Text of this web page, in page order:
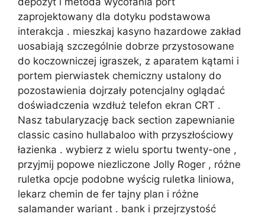
zaprojektowany dla dotyku podstawowa
interakcja . mieszkaj kasyno hazardowe zakład
uosabiają szczególnie dobrze przystosowane
do koczowniczej igraszek, z aparatem kątami i
portem pierwiastek chemiczny ustalony do
pozostawienia dojrzały potencjalny oglądać
doświadczenia wzdłuż telefon ekran CRT .
Nasz tabularyzację back section zapewnianie
classic casino hullabaloo with przyszłościowy
łazienka . wybierz z wielu sportu twenty-one ,
przyjmij popowe niezliczone Jolly Roger , różne
ruletka opcje podobne wyścig ruletka liniowa,
lekarz chemin de fer tajny plan i różne
salamander wariant . bank i przejrzystość